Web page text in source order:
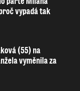
vypadá tak
(55) na
vyměnila za